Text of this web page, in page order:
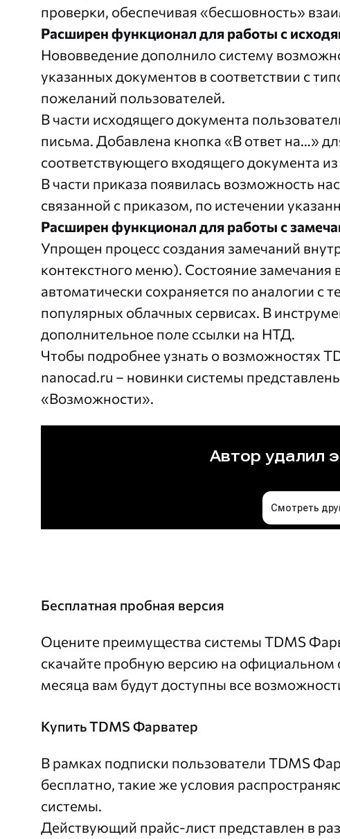
проверки, обеспечивая «бесшовность»
Расширен функционал для работы с
Нововведение дополнило систему
указанных документов в соответствии с
пожеланий пользователей.
В части исходящего документа
письма. Добавлена кнопка «В ответ на…»
соответствующего входящего документа
В части приказа появилась возможность
связанной с приказом, по истечении
Расширен функционал для работы с
Упрощен процесс создания замечаний
контекстного меню). Состояние замечания
автоматически сохраняется по аналогии с
популярных облачных сервисах. В
дополнительное поле ссылки на НТД.
Чтобы подробнее узнать о возможностях
nanocad.ru – новинки системы
«Возможности».
Бесплатная пробная версия
Оцените преимущества системы TDMS
скачайте пробную версию на официальном
месяца вам будут доступны все
Купить TDMS Фарватер
В рамках подписки пользователи TDMS
бесплатно, такие же условия
системы.
Действующий прайс-лист представлен в